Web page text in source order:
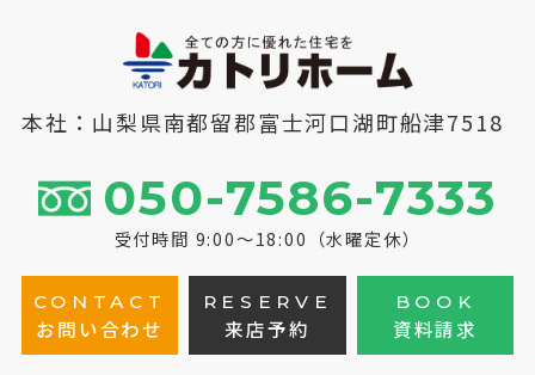
本社：山梨県南都留郡富士河口湖町船津7518
050-7586-7333
受付時間 9:00～18:00（水曜定休）
CONTACT
お問い合わせ
RESERVE
来店予約
BOOK
資料請求